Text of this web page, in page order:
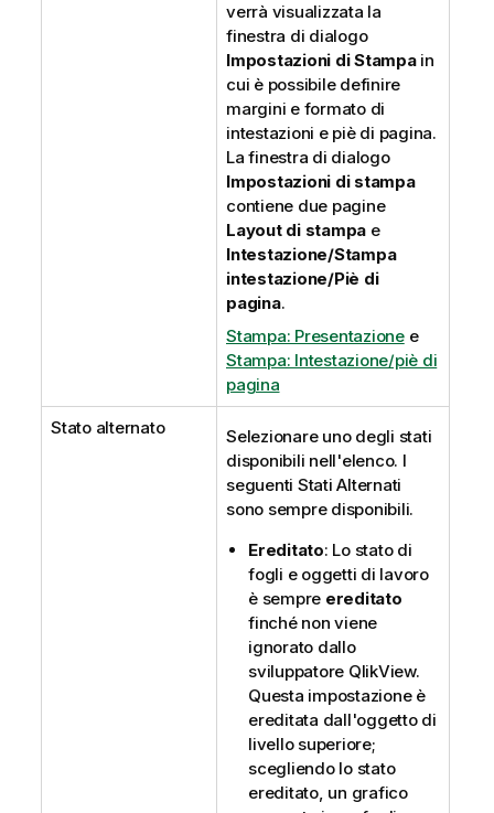
verrà visualizzata la
finestra di dialogo
Impostazioni di Stampain
cui è possibile definire
margini e formato di
intestazioni e piè di pagina.
La finestra di dialogo
Impostazioni di stampa
contiene due pagine
Layout di stampa e
Intestazione/Stampa
intestazione/Piè di
pagina.
Stampa: Presentazionee
Stampa: Intestazione/piè di
pagina
Stato alternato
Selezionare uno degli stati
disponibili nell'elenco. I
seguenti Stati Alternati
sono sempre disponibili.
Ereditato: Lo stato di
fogli e oggetti di lavoro
è sempre ereditato
finché non viene
ignorato dallo
sviluppatore QlikView.
Questa impostazione è
ereditata dall'oggetto di
livello superiore;
scegliendo lo stato
ereditato, un grafico